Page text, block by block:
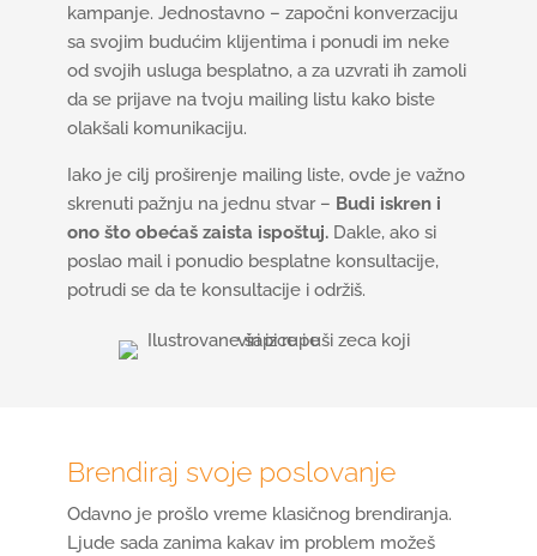
kampanje. Jednostavno – započni konverzaciju
sa svojim budućim klijentima i ponudi im neke
od svojih usluga besplatno, a za uzvrati ih zamoli
da se prijave na tvoju mailing listu kako biste
olakšali komunikaciju.
Iako je cilj proširenje mailing liste, ovde je važno
skrenuti pažnju na jednu stvar – Budi iskren i
ono što obećaš zaista ispoštuj. Dakle, ako si
poslao mail i ponudio besplatne konsultacije,
potrudi se da te konsultacije i održiš.
Brendiraj svoje poslovanje
Odavno je prošlo vreme klasičnog brendiranja.
Ljude sada zanima kakav im problem možeš